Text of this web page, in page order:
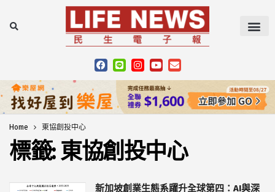
Home 東協創投中心
標籤:東協創投中心
新加坡創業生態系躍升全球第四：AI與深